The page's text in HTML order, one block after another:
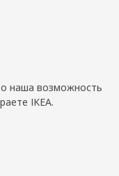
наша возможность
IKEA.